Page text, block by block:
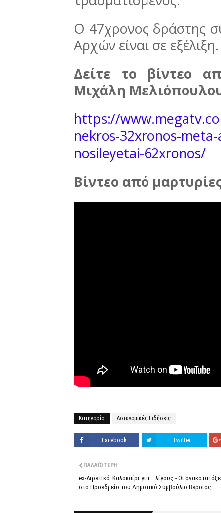
Ο 47χρονος δράστης
Αρχών είναι σε εξέλιξη.
Δείτε το βίντεο
Μιχάλη
https://
nekros-32xronos-
nosileyetai-62xronos/
Βίντεο από
Κατηγορία Αστυνομικές Ειδήσεις
Facebook Twitter
ΠΑΛΑΙΌΤΕΡΗ
ex-Αιρετικά: Καλοκαίρι για... λίγους - Οι
στο Προεδρείο του Δημοτικό Συμβούλιο Βέροιας